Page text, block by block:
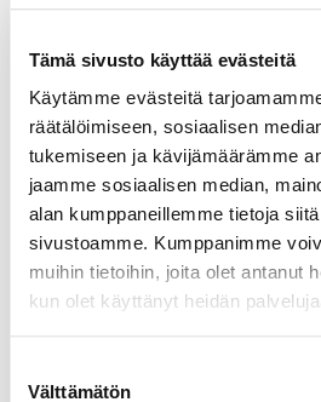
Tämä sivusto käyttää evästeitä
Käytämme evästeitä
räätälöimiseen, sosiaalisen
tukemiseen ja kävijämäärämme
jaamme sosiaalisen median,
alan kumppaneillemme tietoja
sivustoamme. Kumppanimme
muihin tietoihin, joita olet antanut
kun olet käyttänyt heidän
valinta
Välttämätön